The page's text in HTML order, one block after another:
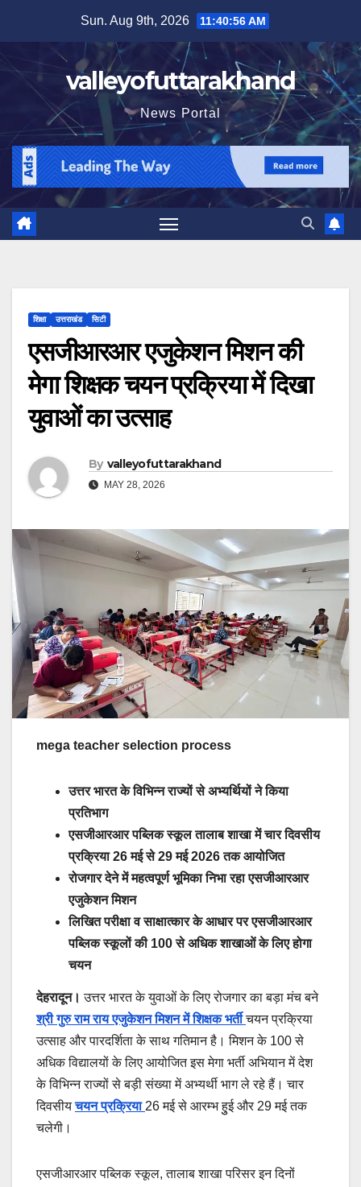
content
Sun. Aug 9th, 2026 11:40:57 AM
valleyofuttarakhand
News Portal
शिक्षा उत्तराखंड सिटी
एसजीआरआर एजुकेशन मिशन की
मेगा शिक्षक चयन प्रक्रिया में दिखा
युवाओं का उत्साह
By valleyofuttarakhand
MAY 28, 2026
mega teacher selection process
उत्तर भारत के विभिन्न राज्यों से अभ्यर्थियों ने किया
प्रतिभाग
एसजीआरआर पब्लिक स्कूल तालाब शाखा में चार दिवसीय
प्रक्रिया 26 मई से 29 मई 2026 तक आयोजित
रोजगार देने में महत्वपूर्ण भूमिका निभा रहा एसजीआरआर
एजुकेशन मिशन
लिखित परीक्षा व साक्षात्कार के आधार पर एसजीआरआर
पब्लिक स्कूलों की 100 से अधिक शाखाओं के लिए होगा
चयन
देहरादून। उत्तर भारत के युवाओं के लिए रोजगार का बड़ा मंच बने
श्री गुरु राम राय एजुकेशन मिशन में शिक्षक भर्तीचयन प्रक्रिया
उत्साह और पारदर्शिता के साथ गतिमान है। मिशन के 100 से
अधिक विद्यालयों के लिए आयोजित इस मेगा भर्ती अभियान में देश
के विभिन्न राज्यों से बड़ी संख्या में अभ्यर्थी भाग ले रहे हैं। चार
दिवसीयचयन प्रक्रिया 26 मई से आरम्भ हुुई और 29 मई तक
चलेगी।
एसजीआरआर पब्लिक स्कूल, तालाब शाखा परिसर इन दिनों